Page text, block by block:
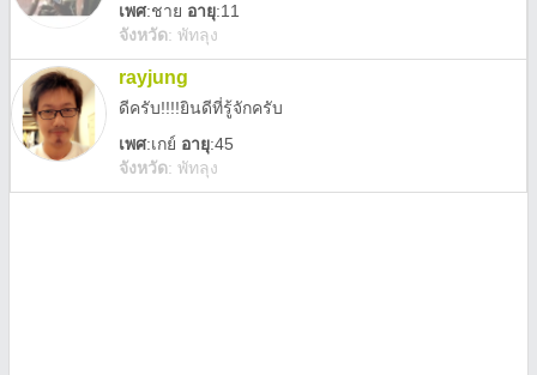
เพศ:ชาย อายุ:11
จังหวัด: พัทลุง
rayjung
ดีครับ!!!!ยินดีที่รู้จักครับ
เพศ:เกย์ อายุ:45
จังหวัด: พัทลุง